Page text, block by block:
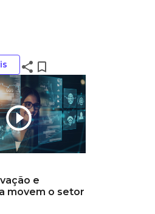
share bookmark_border
play_circle_outline
e
movem o setor